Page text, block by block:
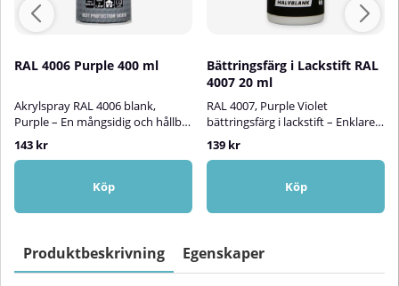
RAL 4006 Purple 400 ml
Akrylspray RAL 4006 blank,
Purple – En mångsidig och hållbar
akryllack!RAL Acryl Spray är en
högkvalitativ akryllack som
lämpar sig perfekt för att
bättringsmåla, skydda och
aluminium, trä, glas, sten och
användas både inom- och
utomhus och ger en hållbar yta
143 kr
Köp
Bättringsfärg i Lackstift RAL
4007 20 ml
RAL 4007, Purple Violet
bättringsfärg i lackstift – Enklare
än någonsin att åtgärda
lackskador!Spraycans RAL-
lackstift är en vattenbaserad
bättringsfärg i en smidig
att reparera små lackskador på
inomhus och utomhus. Den
halvblanka färgen är lätt att
139 kr
Köp
Produktbeskrivning Egenskaper